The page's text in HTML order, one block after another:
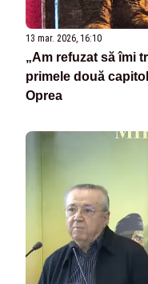
13 mar. 2026, 16:10
„Am refuzat să îmi
primele două
Oprea